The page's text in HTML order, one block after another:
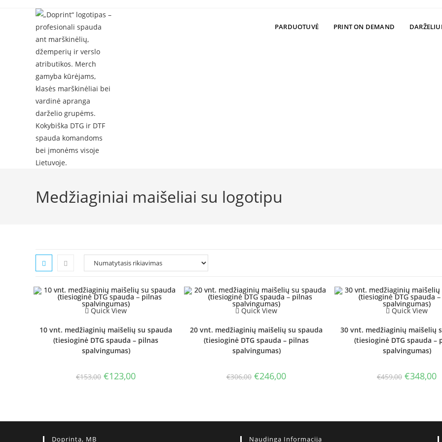
PARDUOTUVĖ PRINT ON DEMAND
Medžiaginiai maišeliai su logotipu
Quick View
10 vnt. medžiaginių maišelių su spauda
(tiesioginė DTG spauda – pilnas
spalvingumas)
€153,00 Original
price
€123,00Current
Quick View
20 vnt. medžiaginių maišelių su spauda
(tiesioginė DTG spauda – pilnas
spalvingumas)
€306,00 Original
price
€246,00Current
Quick View
30 vnt. medžiaginių maišelių
(tiesioginė DTG spauda –
spalvingumas)
€459,00 Original
price
€348,00
Doprinta, MB Naudinga Informacija